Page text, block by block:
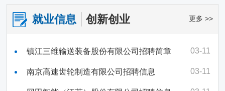
更多 >>
就业信息 创新创业
03-11
镇江三维输送装备股份有限公司招聘简章
03-11
南京高速齿轮制造有限公司招聘信息